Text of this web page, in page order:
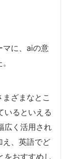
マに、aiの意
ざまなとこ
いるといえる
広く活用され
え、英語でど
をおすすめし